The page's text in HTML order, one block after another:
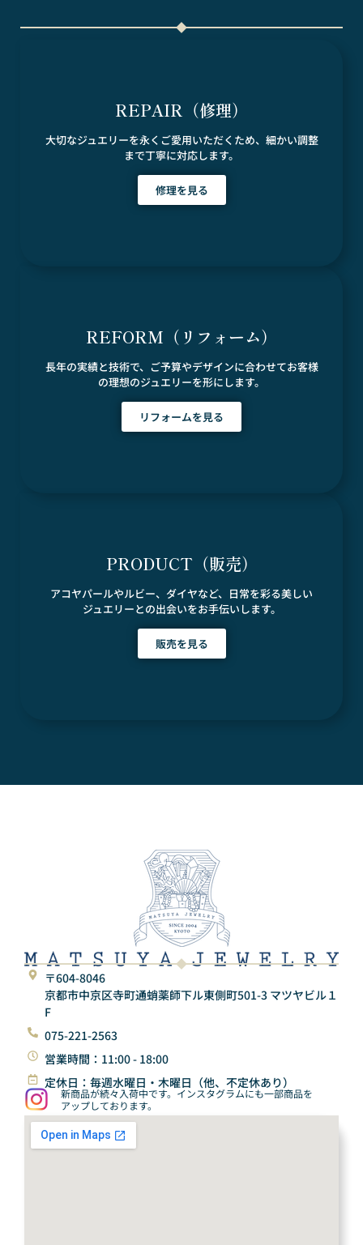
REPAIR（修理）
大切なジュエリーを永くご愛用いただくため、細かい調整
まで丁寧に対応します。
修理を見る
REFORM（リフォーム）
長年の実績と技術で、ご予算やデザインに合わせてお客様
の理想のジュエリーを形にします。
リフォームを見る
PRODUCT（販売）
アコヤパールやルビー、ダイヤなど、日常を彩る美しい
ジュエリーとの出会いをお手伝いします。
販売を見る
〒604-8046
京都市中京区寺町通蛸薬師下ル東側町501-3 マツヤビル１
F
075-221-2563
営業時間：11:00 - 18:00
定休日：毎週水曜日・木曜日（他、不定休あり）
新商品が続々入荷中です。インスタグラムにも一部商品を
アップしております。